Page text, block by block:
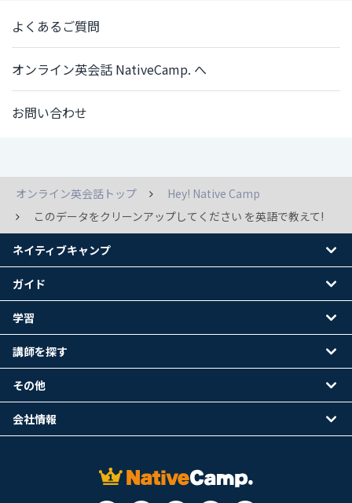
よくあるご質問
オンライン英会話 NativeCamp. へ
お問い合わせ
オンライン英会話トップ
Hey! Native Camp
このデータをクリーンアップしてください を英語で教えて!
ネイティブキャンプ
ガイド
学習
講師を探す
その他
会社情報